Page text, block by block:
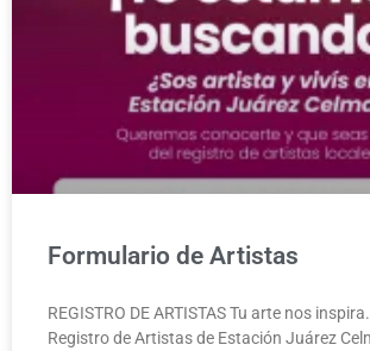
Formulario de Artistas
REGISTRO DE ARTISTAS Tu arte nos
Registro de Artistas de Estación Juárez